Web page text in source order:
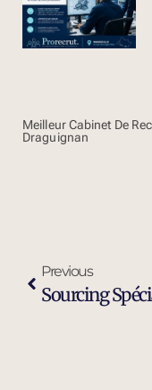
Meilleur Cabinet De
Draguignan
Previous